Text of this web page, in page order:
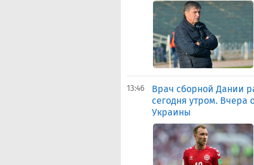
13:46
Врач сборной Дании
сегодня утром. Вчера
Украины